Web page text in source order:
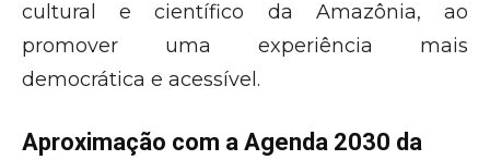
cultural e científico da Amazônia, ao
promover uma experiência mais
democrática e acessível.
Aproximação com a Agenda 2030 da